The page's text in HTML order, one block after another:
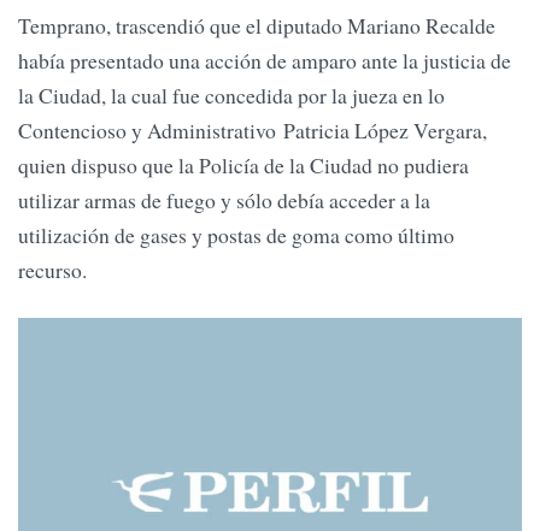
Temprano, trascendió que el diputado Mariano Recalde
había presentado una acción de amparo ante la justicia de
la Ciudad, la cual fue concedida por la jueza en lo
Contencioso y Administrativo Patricia López Vergara,
quien dispuso que la Policía de la Ciudad no pudiera
utilizar armas de fuego y sólo debía acceder a la
utilización de gases y postas de goma como último
recurso.